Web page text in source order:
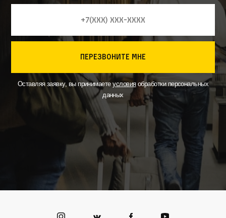
перезвоните мне
Оставляя заявку, вы принимаетеусловияобработки персональных
данных